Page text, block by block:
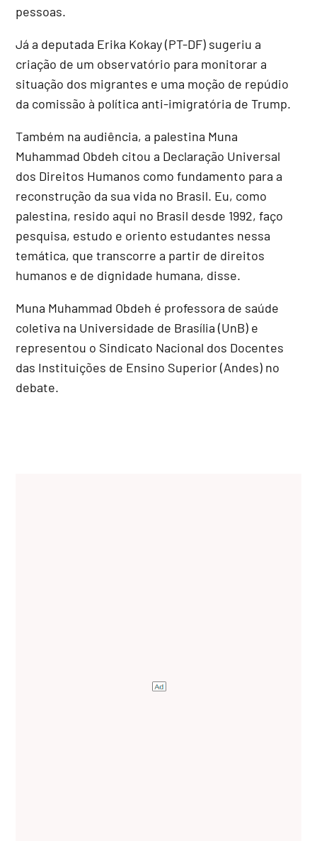
pessoas.
Já a deputada Erika Kokay (PT-DF) sugeriu a
criação de um observatório para monitorar a
situação dos migrantes e uma moção de repúdio
da comissão à política anti-imigratória de Trump.
Também na audiência, a palestina Muna
Muhammad Obdeh citou a Declaração Universal
dos Direitos Humanos como fundamento para a
reconstrução da sua vida no Brasil. Eu, como
palestina, resido aqui no Brasil desde 1992, faço
pesquisa, estudo e oriento estudantes nessa
temática, que transcorre a partir de direitos
humanos e de dignidade humana, disse.
Muna Muhammad Obdeh é professora de saúde
coletiva na Universidade de Brasília (UnB) e
representou o Sindicato Nacional dos Docentes
das Instituições de Ensino Superior (Andes) no
debate.